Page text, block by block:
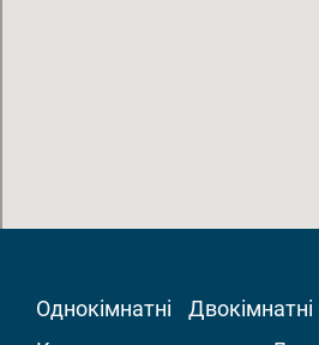
Однокімнатні Двокімнатні